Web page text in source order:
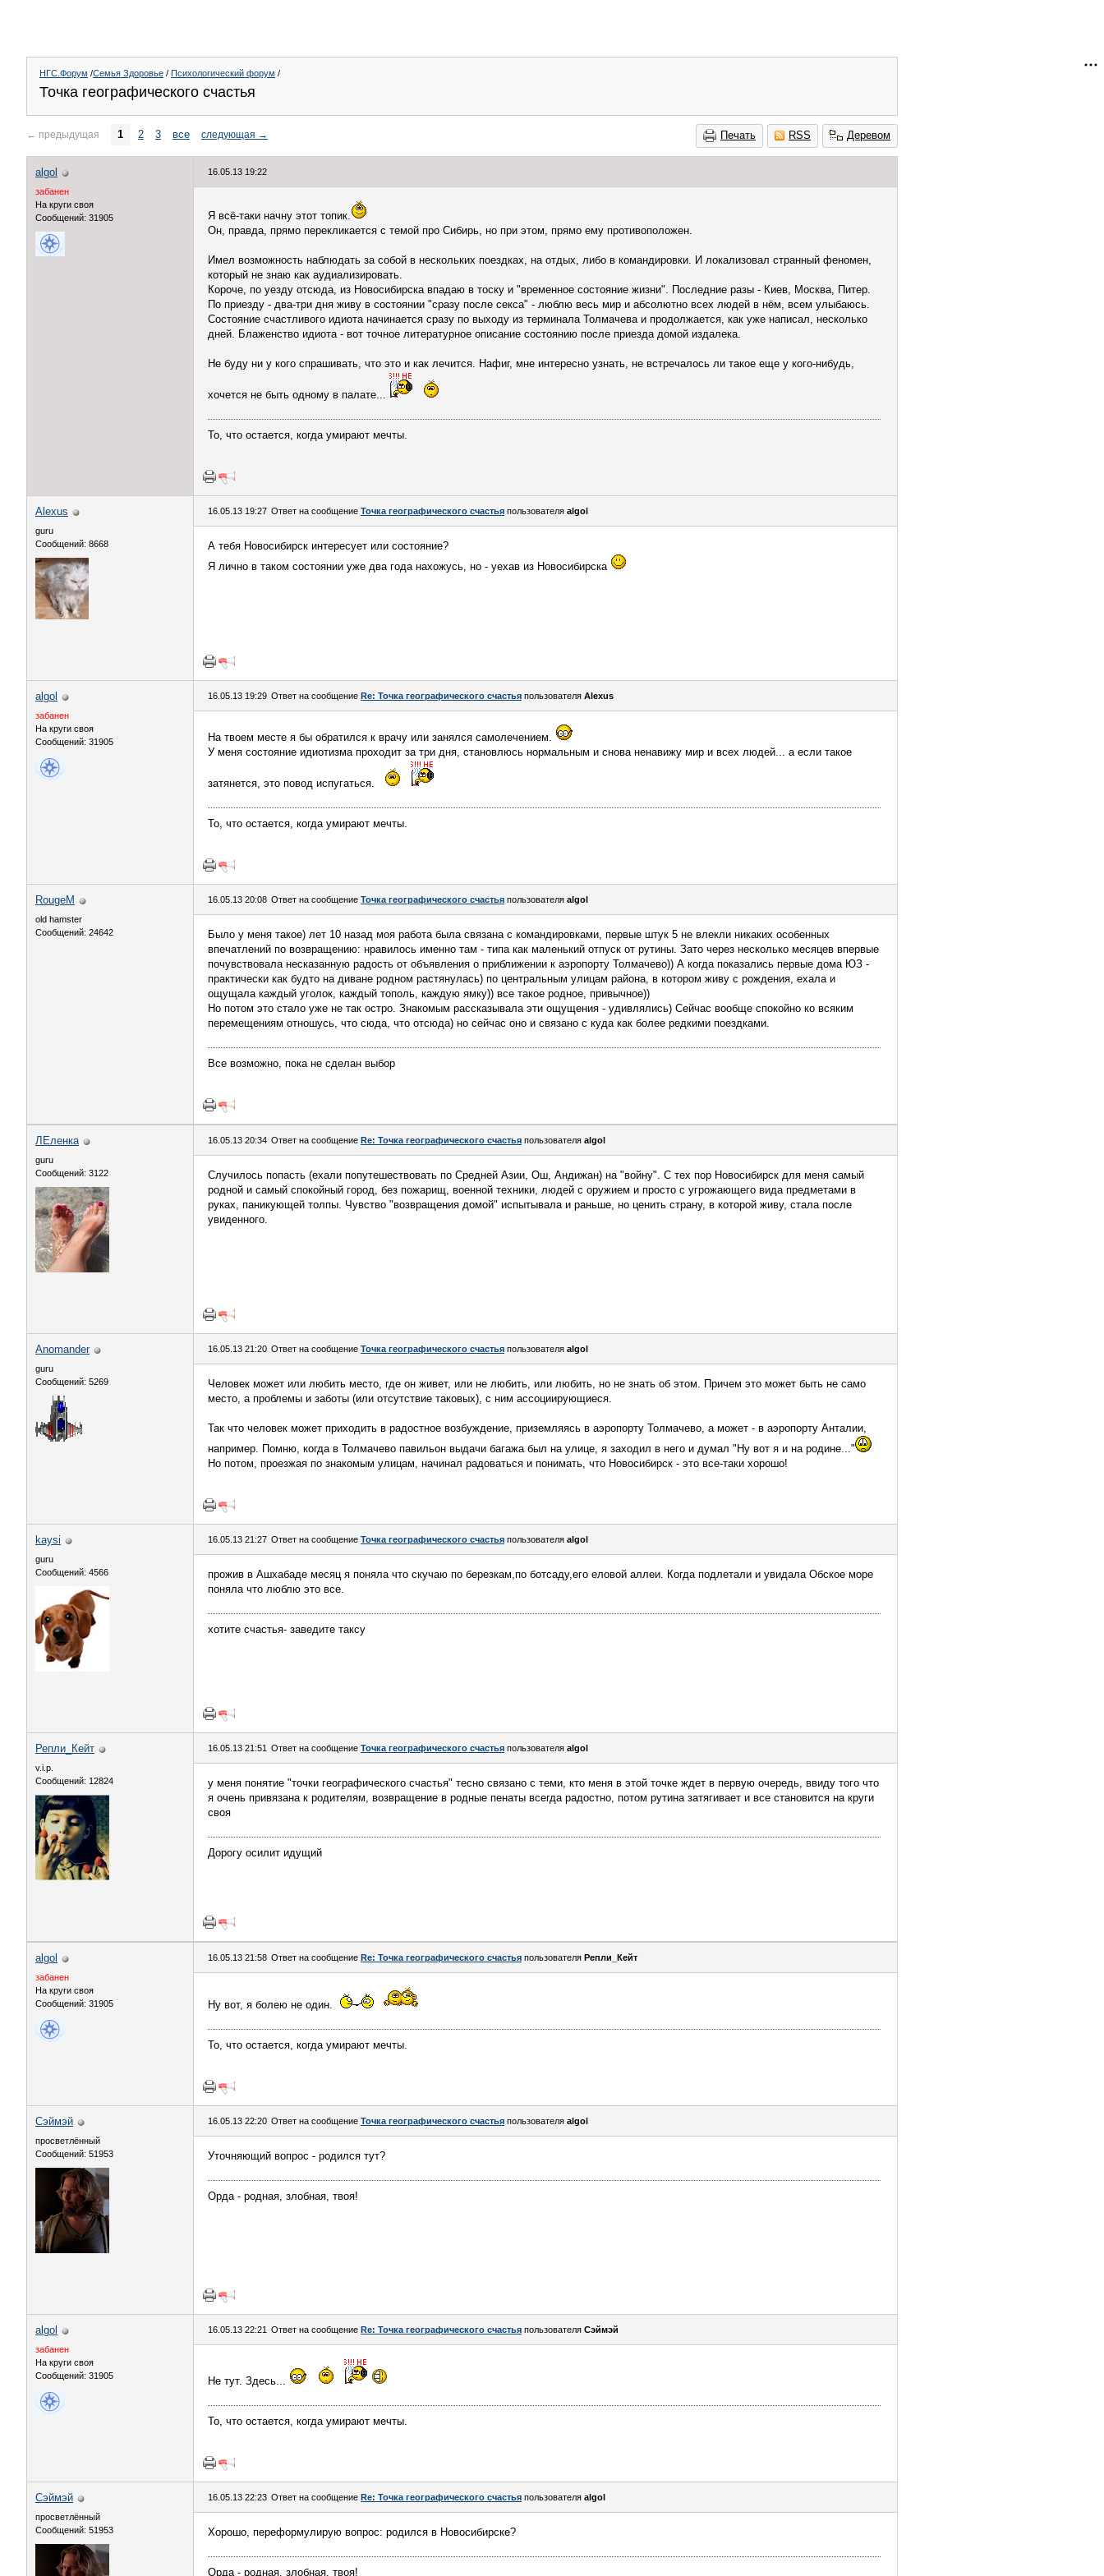
НГС.Форум /Семья Здоровье / Психологический форум /
Точка географического счастья
Печать RSS Деревом
← предыдущая 1 2 3 все следующая →
algol
забанен
На круги своя
Сообщений: 31905
16.05.13 19:22
Я всё-таки начну этот топик.
Он, правда, прямо перекликается с темой про Сибирь, но при этом, прямо ему противоположен.
Имел возможность наблюдать за собой в нескольких поездках, на отдых, либо в командировки. И локализовал странный феномен,
который не знаю как аудиализировать.
Короче, по уезду отсюда, из Новосибирска впадаю в тоску и "временное состояние жизни". Последние разы - Киев, Москва, Питер.
По приезду - два-три дня живу в состоянии "сразу после секса" - люблю весь мир и абсолютно всех людей в нём, всем улыбаюсь.
Состояние счастливого идиота начинается сразу по выходу из терминала Толмачева и продолжается, как уже написал, несколько
дней. Блаженство идиота - вот точное литературное описание состоянию после приезда домой издалека.
Не буду ни у кого спрашивать, что это и как лечится. Нафиг, мне интересно узнать, не встречалось ли такое еще у кого-нибудь,
хочется не быть одному в палате...
То, что остается, когда умирают мечты.
Alexus
guru
Сообщений: 8668
16.05.13 19:27 Ответ на сообщение Точка географического счастья пользователя algol
А тебя Новосибирск интересует или состояние?
Я лично в таком состоянии уже два года нахожусь, но - уехав из Новосибирска
algol
забанен
На круги своя
Сообщений: 31905
16.05.13 19:29 Ответ на сообщение Re: Точка географического счастья пользователя Alexus
На твоем месте я бы обратился к врачу или занялся самолечением.
У меня состояние идиотизма проходит за три дня, становлюсь нормальным и снова ненавижу мир и всех людей... а если такое
затянется, это повод испугаться.
То, что остается, когда умирают мечты.
RougeM
old hamster
Сообщений: 24642
16.05.13 20:08 Ответ на сообщение Точка географического счастья пользователя algol
Было у меня такое) лет 10 назад моя работа была связана с командировками, первые штук 5 не влекли никаких особенных
впечатлений по возвращению: нравилось именно там - типа как маленький отпуск от рутины. Зато через несколько месяцев впервые
почувствовала несказанную радость от объявления о приближении к аэропорту Толмачево)) А когда показались первые дома ЮЗ -
практически как будто на диване родном растянулась) по центральным улицам района, в котором живу с рождения, ехала и
ощущала каждый уголок, каждый тополь, каждую ямку)) все такое родное, привычное))
Но потом это стало уже не так остро. Знакомым рассказывала эти ощущения - удивлялись) Сейчас вообще спокойно ко всяким
перемещениям отношусь, что сюда, что отсюда) но сейчас оно и связано с куда как более редкими поездками.
Все возможно, пока не сделан выбор
ЛЕленка
guru
Сообщений: 3122
16.05.13 20:34 Ответ на сообщение Re: Точка географического счастья пользователя algol
Случилось попасть (ехали попутешествовать по Средней Азии, Ош, Андижан) на "войну". С тех пор Новосибирск для меня самый
родной и самый спокойный город, без пожарищ, военной техники, людей с оружием и просто с угрожающего вида предметами в
руках, паникующей толпы. Чувство "возвращения домой" испытывала и раньше, но ценить страну, в которой живу, стала после
увиденного.
Anomander
guru
Сообщений: 5269
16.05.13 21:20 Ответ на сообщение Точка географического счастья пользователя algol
Человек может или любить место, где он живет, или не любить, или любить, но не знать об этом. Причем это может быть не само
место, а проблемы и заботы (или отсутствие таковых), с ним ассоциирующиеся.
Так что человек может приходить в радостное возбуждение, приземляясь в аэропорту Толмачево, а может - в аэропорту Анталии,
например. Помню, когда в Толмачево павильон выдачи багажа был на улице, я заходил в него и думал "Ну вот я и на родине..."
Но потом, проезжая по знакомым улицам, начинал радоваться и понимать, что Новосибирск - это все-таки хорошо!
kaysi
guru
Сообщений: 4566
16.05.13 21:27 Ответ на сообщение Точка географического счастья пользователя algol
прожив в Ашхабаде месяц я поняла что скучаю по березкам,по ботсаду,его еловой аллеи. Когда подлетали и увидала Обское море
поняла что люблю это все.
хотите счастья- заведите таксу
Репли_Кейт
v.i.p.
Сообщений: 12824
16.05.13 21:51 Ответ на сообщение Точка географического счастья пользователя algol
у меня понятие "точки географического счастья" тесно связано с теми, кто меня в этой точке ждет в первую очередь, ввиду того что
я очень привязана к родителям, возвращение в родные пенаты всегда радостно, потом рутина затягивает и все становится на круги
своя
Дорогу осилит идущий
algol
забанен
На круги своя
Сообщений: 31905
16.05.13 21:58 Ответ на сообщение Re: Точка географического счастья пользователя Репли_Кейт
Ну вот, я болею не один.
То, что остается, когда умирают мечты.
Сэймэй
просветлённый
Сообщений: 51953
16.05.13 22:20 Ответ на сообщение Точка географического счастья пользователя algol
Уточняющий вопрос - родился тут?
Орда - родная, злобная, твоя!
algol
забанен
На круги своя
Сообщений: 31905
16.05.13 22:21 Ответ на сообщение Re: Точка географического счастья пользователя Сэймэй
Не тут. Здесь...
То, что остается, когда умирают мечты.
Сэймэй
просветлённый
Сообщений: 51953
16.05.13 22:23 Ответ на сообщение Re: Точка географического счастья пользователя algol
Хорошо, переформулирую вопрос: родился в Новосибирске?
Орда - родная, злобная, твоя!